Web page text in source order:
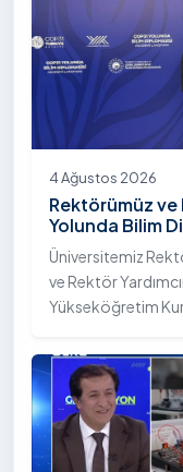
sağlayacak ortak
4 Ağustos 2026
Rektörümüz ve
Yolunda Bilim
Toplantısına
Üniversitemiz
ve Rektör
Yükseköğretim
Bilim Diplomasisi:
katıldı.